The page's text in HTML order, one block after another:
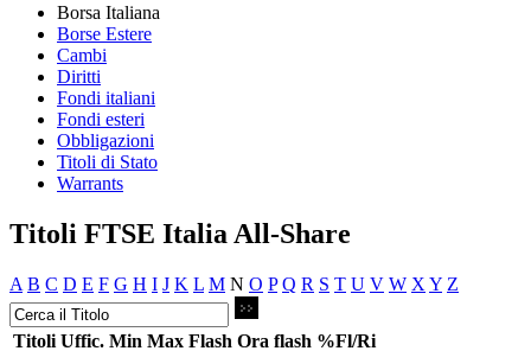
Borsa Italiana
Borse Estere
Cambi
Diritti
Fondi italiani
Fondi esteri
Obbligazioni
Titoli di Stato
Warrants
Titoli FTSE Italia All-Share
A B C D E F G H I J K L M N O P Q R S T U V W X Y Z
Titoli Uffic. Min Max Flash Ora flash %Fl/Ri